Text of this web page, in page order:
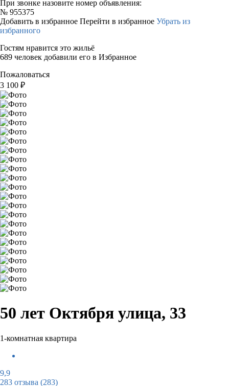
При звонке назовите номер объявления:
№ 955375
Добавить в избранное Перейти в избранное Убрать из
избранного
Гостям нравится это жильё
689 человек добавили его в Избранное
Пожаловаться
3 100 ₽
50 лет Октября улица, 33
1-комнатная квартира
9,9
283 отзыва (283)